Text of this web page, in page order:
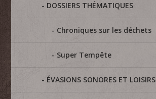
DOSSIERS THÉMATIQUES
Chroniques sur les déchets
Super Tempête
ÉVASIONS SONORES ET LOISIRS